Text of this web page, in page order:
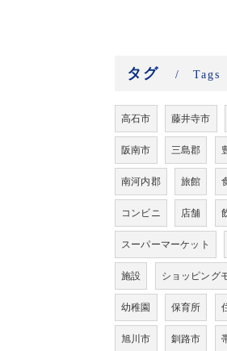
タグ Tags
高石市 藤井寺市
阪南市 三島郡
南河内郡 旅館
コンビニ 店舗
スーパーマーケット
施設 ショッピング
幼稚園 保育所
旭川市 釧路市